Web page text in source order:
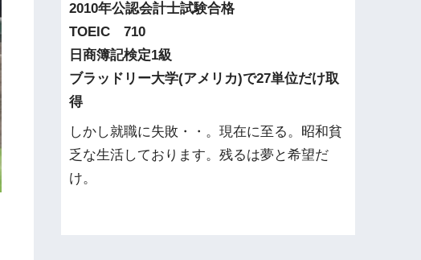
2010年公認会計士試験合格
TOEIC 710
日商簿記検定1級
ブラッドリー大学(アメリカ)で27単位だけ取
得
しかし就職に失敗・・。現在に至る。昭和貧
乏な生活しております。残るは夢と希望だ
け。